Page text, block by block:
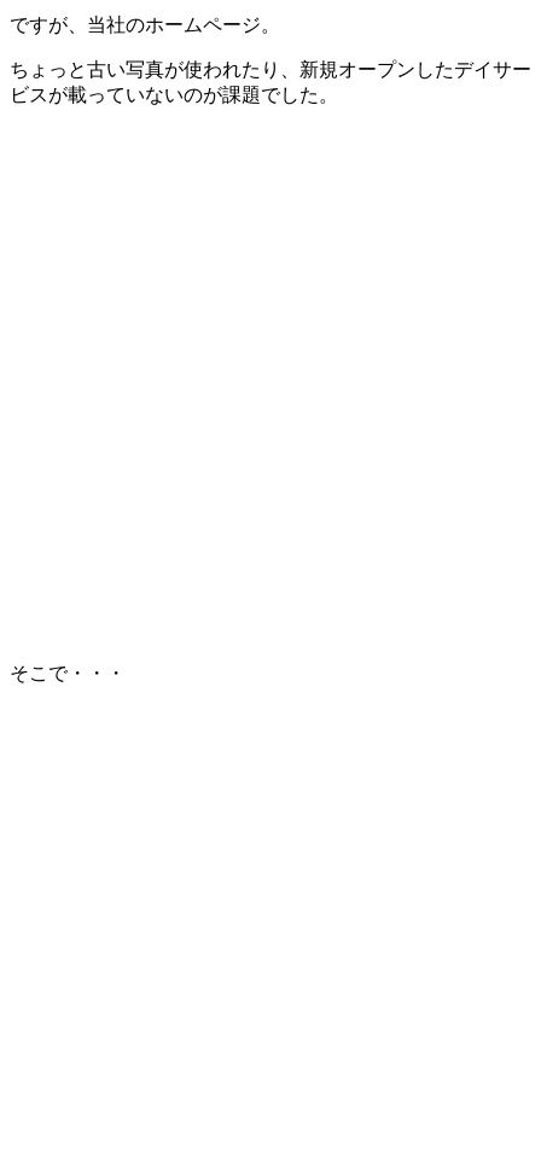
ですが、当社のホームページ。
ちょっと古い写真が使われたり、新規オープンしたデイサー
ビスが載っていないのが課題でした。
そこで・・・